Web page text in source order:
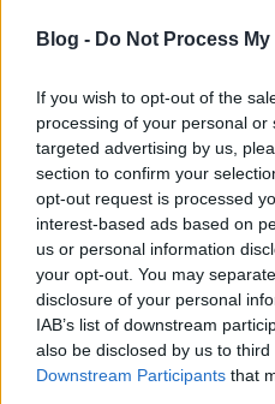
Blog - Do Not Process
If you wish to opt-out of the
processing of your personal
targeted advertising by us,
section to confirm your
opt-out request is processed
interest-based ads based on
us or personal information
your opt-out. You may
disclosure of your personal
IAB’s list of downstream
also be disclosed by us to
Downstream Participants that
koncentrálóképességet, a
Kezelés:
Az időjárás
egészségügyi
fokozza
Pajzsmirigy
meteoropátiát., ha
vizsgáltasd ki.
Csökkentsd a koffein
Támogasd az
vitamin C and E.